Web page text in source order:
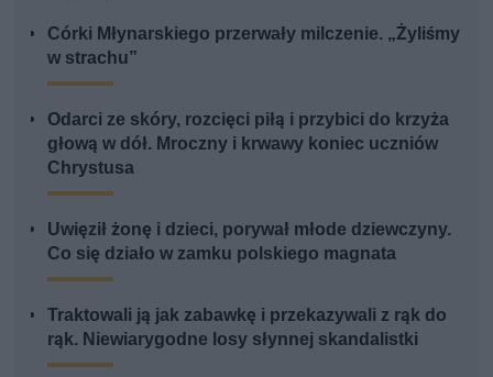
Córki Młynarskiego przerwały milczenie. „Żyliśmy
w strachu”
Odarci ze skóry, rozcięci piłą i przybici do krzyża
głową w dół. Mroczny i krwawy koniec uczniów
Chrystusa
Uwięził żonę i dzieci, porywał młode dziewczyny.
Co się działo w zamku polskiego magnata
Traktowali ją jak zabawkę i przekazywali z rąk do
rąk. Niewiarygodne losy słynnej skandalistki